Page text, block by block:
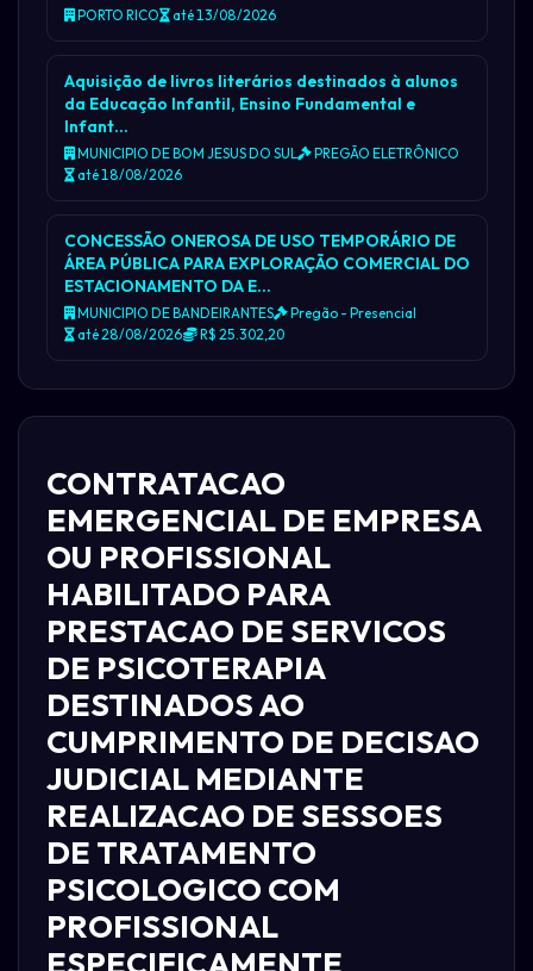
PORTO RICO até 13/08/2026
Aquisição de livros literários destinados à alunos
da Educação Infantil, Ensino Fundamental e
Infant…
MUNICIPIO DE BOM JESUS DO SUL
PREGÃO ELETRÔNICO
até 18/08/2026
CONCESSÃO ONEROSA DE USO TEMPORÁRIO DE
ÁREA PÚBLICA PARA EXPLORAÇÃO COMERCIAL DO
ESTACIONAMENTO DA E…
MUNICIPIO DE BANDEIRANTES
Pregão - Presencial
até 28/08/2026
R$ 25.302,20
CONTRATACAO
EMERGENCIAL DE EMPRESA
OU PROFISSIONAL
HABILITADO PARA
PRESTACAO DE SERVICOS
DE PSICOTERAPIA
DESTINADOS AO
CUMPRIMENTO DE DECISAO
JUDICIAL MEDIANTE
REALIZACAO DE SESSOES
DE TRATAMENTO
PSICOLOGICO COM
PROFISSIONAL